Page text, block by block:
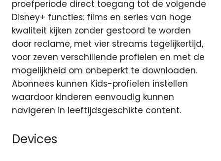
proefperiode direct toegang tot de volgende
Disney+ functies: films en series van hoge
kwaliteit kijken zonder gestoord te worden
door reclame, met vier streams tegelijkertijd,
voor zeven verschillende profielen en met de
mogelijkheid om onbeperkt te downloaden.
Abonnees kunnen Kids-profielen instellen
waardoor kinderen eenvoudig kunnen
navigeren in leeftijdsgeschikte content.
Devices